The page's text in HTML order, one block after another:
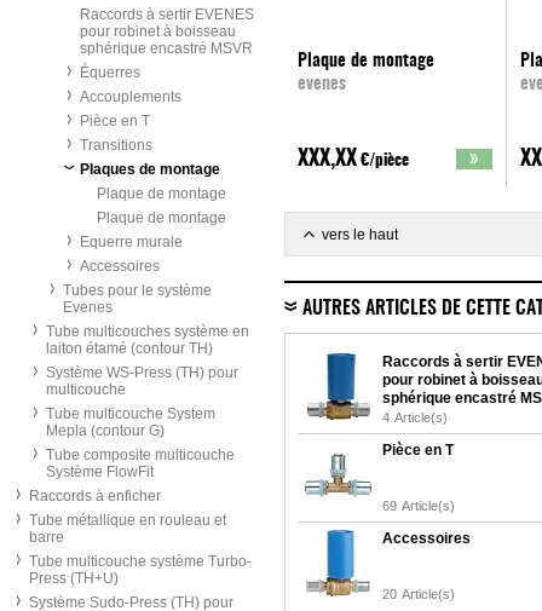
Raccords à sertir EVENES
pour robinet à boisseau
sphérique encastré MSVR
Équerres
Accouplements
Pièce en T
Transitions
Plaques de montage
Plaque de montage
Plaque de montage
Equerre murale
Accessoires
Tubes pour le système
Evenes
Tube multicouches système en
laiton étamé (contour TH)
Système WS-Press (TH) pour
multicouche
Tube multicouche System
Mepla (contour G)
Tube composite multicouche
Système FlowFit
Raccords à enficher
Tube métallique en rouleau et
barre
Tube multicouche système Turbo-
Press (TH+U)
Système Sudo-Press (TH) pour
Plaque de montage
evenes
XXX,XX €/pièce
vers le haut
AUTRES ARTICLES DE CETTE
Raccords à sertir
pour robinet à
sphérique encastré
4 Article(s)
Pièce en T
69 Article(s)
Accessoires
20 Article(s)